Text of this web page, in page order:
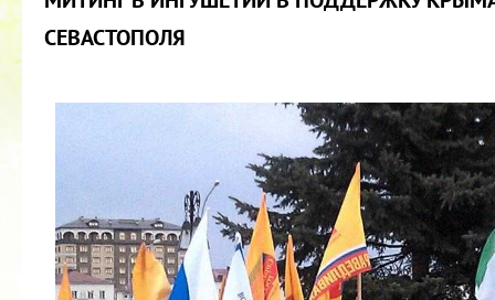
СЕВАСТОПОЛЯ
2022 ГОД ПРОВОЗГЛАШЕН ГОДОМ
МАТЕРИ В ЯКУТИИ